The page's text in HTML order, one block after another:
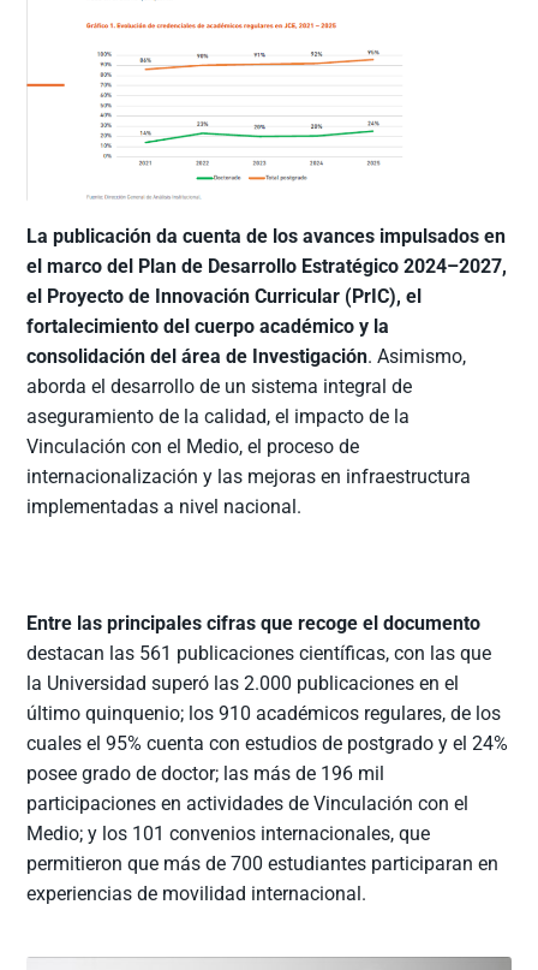
La publicación da cuenta de los avances impulsados en
el marco del Plan de Desarrollo Estratégico 2024–2027,
el Proyecto de Innovación Curricular (PrIC), el
fortalecimiento del cuerpo académico y la
consolidación del área de Investigación. Asimismo,
aborda el desarrollo de un sistema integral de
aseguramiento de la calidad, el impacto de la
Vinculación con el Medio, el proceso de
internacionalización y las mejoras en infraestructura
implementadas a nivel nacional.
Entre las principales cifras que recoge el documento
destacan las 561 publicaciones científicas, con las que
la Universidad superó las 2.000 publicaciones en el
último quinquenio; los 910 académicos regulares, de los
cuales el 95% cuenta con estudios de postgrado y el 24%
posee grado de doctor; las más de 196 mil
participaciones en actividades de Vinculación con el
Medio; y los 101 convenios internacionales, que
permitieron que más de 700 estudiantes participaran en
experiencias de movilidad internacional.